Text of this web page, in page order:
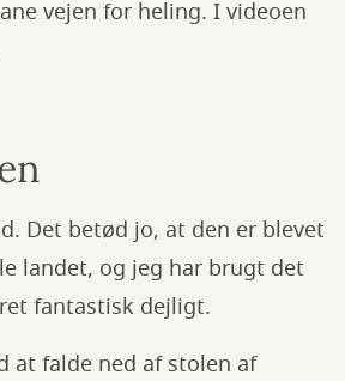
vejen for heling. I videoen
Det betød jo, at den er blevet
landet, og jeg har brugt det
fantastisk dejligt.
at falde ned af stolen af